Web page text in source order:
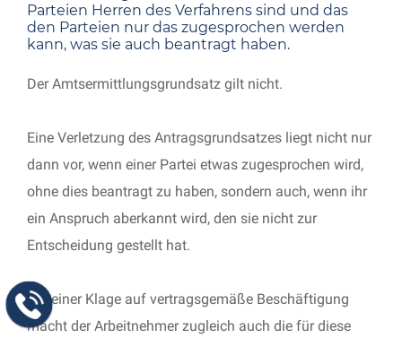
Parteien Herren des Verfahrens sind und das
den Parteien nur das zugesprochen werden
kann, was sie auch beantragt haben.
Der Amtsermittlungsgrundsatz gilt nicht.
Eine Verletzung des Antragsgrundsatzes liegt nicht nur
dann vor, wenn einer Partei etwas zugesprochen wird,
ohne dies beantragt zu haben, sondern auch, wenn ihr
ein Anspruch aberkannt wird, den sie nicht zur
Entscheidung gestellt hat.
Mit einer Klage auf vertragsgemäße Beschäftigung
macht der Arbeitnehmer zugleich auch die für diese